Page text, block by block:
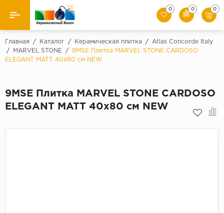
Назад
Производители
Керамогранит
0 0 0
Главная / Каталог / Керамическая плитка /
Atlas Concorde Italy
/
MARVEL STONE /
9MSE Плитка MARVEL STONE CARDOSO
ELEGANT MATT 40x80 см NEW
9MSE Плитка MARVEL STONE CARDOSO
ELEGANT MATT 40x80 см NEW